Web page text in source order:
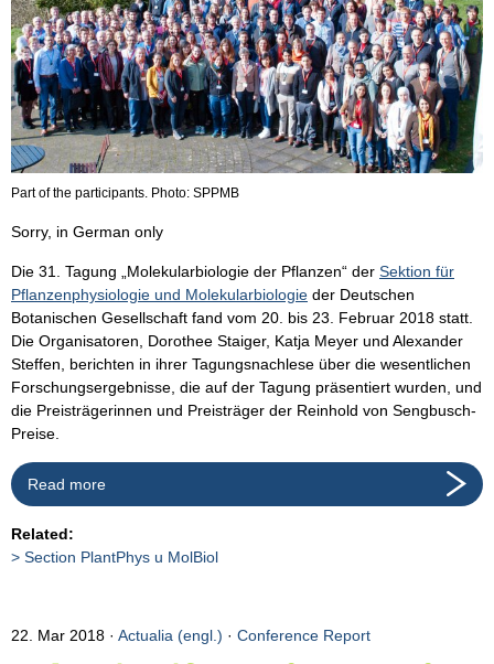
Part of the participants. Photo: SPPMB
Sorry, in German only
Die 31. Tagung „Molekularbiologie der Pflanzen“ der Sektion für
Pflanzenphysiologie und Molekularbiologie der Deutschen
Botanischen Gesellschaft fand vom 20. bis 23. Februar 2018 statt.
Die Organisatoren, Dorothee Staiger, Katja Meyer und Alexander
Steffen, berichten in ihrer Tagungsnachlese über die wesentlichen
Forschungsergebnisse, die auf der Tagung präsentiert wurden, und
die Preisträgerinnen und Preisträger der Reinhold von Sengbusch-
Preise.
Read more
Related:
Section PlantPhys u MolBiol
22. Mar 2018 Actualia (engl.) · Conference Report